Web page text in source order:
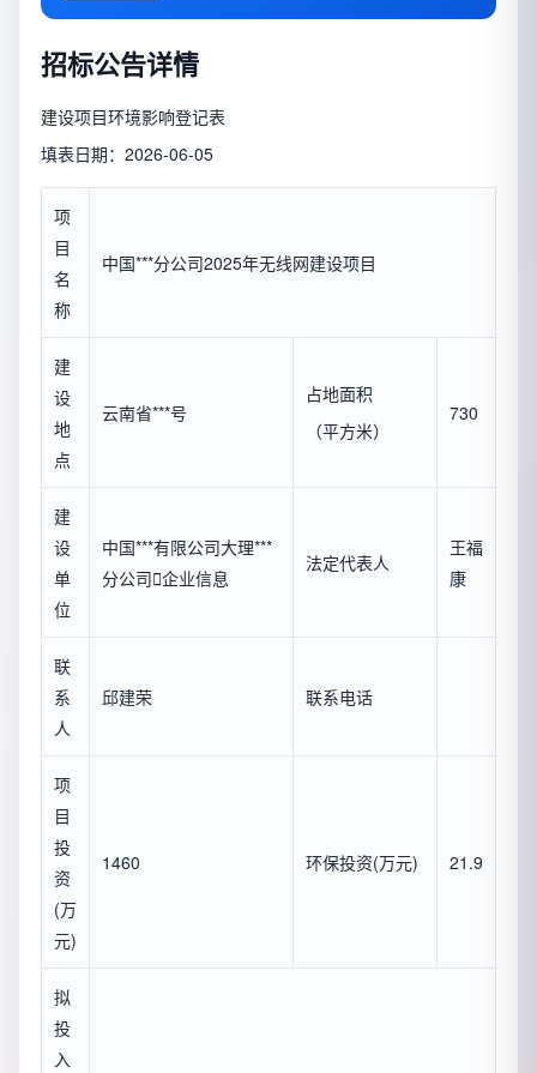
招标公告详情
建设项目环境影响登记表
填表日期：2026-06-05
项
目
名
称
中国***分公司2025年无线网建设项目
建
设
地
点
云南省***号
占地面积
（平方米）
730
建
设
单
位
中国***有限公司大理***
分公司企业信息
法定代表人
王福
康
联
系
人
邱建荣 联系电话
项
目
投
资
(万
元)
1460 环保投资(万元) 21.9
拟
投
入